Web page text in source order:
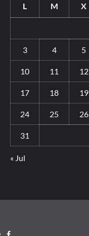
L M X
3 4 5
10 11 12
17 18 19
24 25 26
31
« Jul